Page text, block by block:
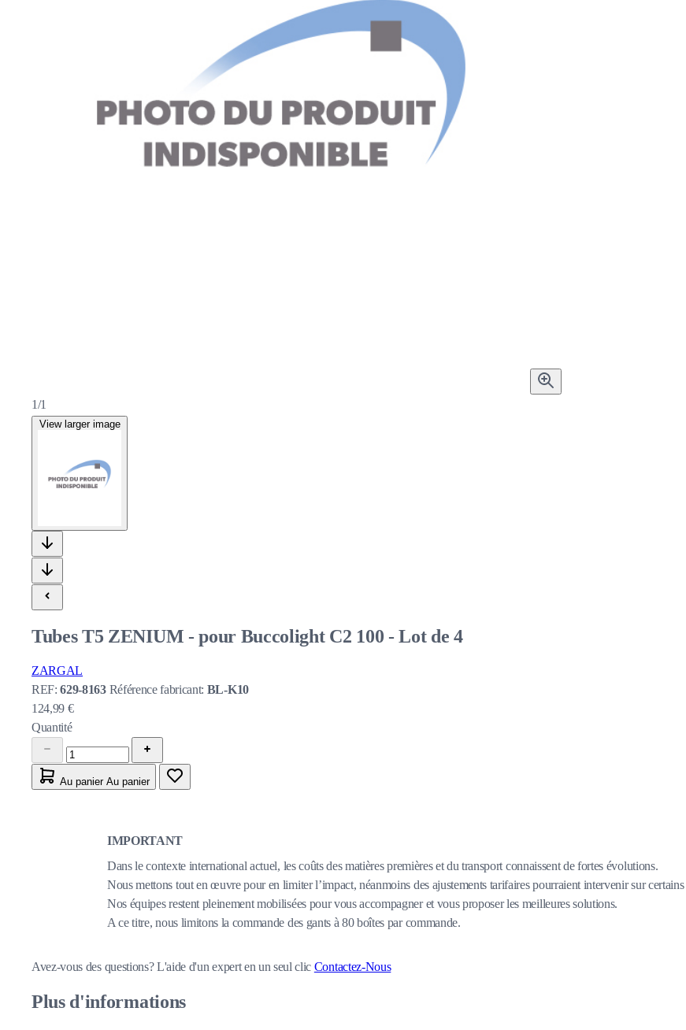
1/1
View larger image
Tubes T5 ZENIUM - pour Buccolight C2 100 - Lot de 4
ZARGAL
REF:629-8163 Référence fabricant: BL-K10
124,99 €
Quantité
Au panier Au panier
IMPORTANT
Dans le contexte international actuel, les coûts des matières premières et du transport connaissent de fortes évolutions.
Nous mettons tout en œuvre pour en limiter l’impact, néanmoins des ajustements tarifaires pourraient intervenir sur
Nos équipes restent pleinement mobilisées pour vous accompagner et vous proposer les meilleures solutions.
A ce titre, nous limitons la commande des gants à 80 boîtes par commande.
Avez-vous des questions?L'aide d'un expert en un seul clic Contactez-Nous
Plus d'informations